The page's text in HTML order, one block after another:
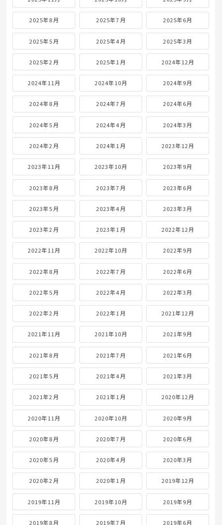
Archives
2026年8月 2026年7月 2026年6月
2026年5月 2026年4月 2026年3月
2026年2月 2026年1月 2025年12月
2025年11月 2025年10月 2025年9月
2025年8月 2025年7月 2025年6月
2025年5月 2025年4月 2025年3月
2025年2月 2025年1月 2024年12月
2024年11月 2024年10月 2024年9月
2024年8月 2024年7月 2024年6月
2024年5月 2024年4月 2024年3月
2024年2月 2024年1月 2023年12月
2023年11月 2023年10月 2023年9月
2023年8月 2023年7月 2023年6月
2023年5月 2023年4月 2023年3月
2023年2月 2023年1月 2022年12月
2022年11月 2022年10月 2022年9月
2022年8月 2022年7月 2022年6月
2022年5月 2022年4月 2022年3月
2022年2月 2022年1月 2021年12月
2021年11月 2021年10月 2021年9月
2021年8月 2021年7月 2021年6月
2021年5月 2021年4月 2021年3月
2021年2月 2021年1月 2020年12月
2020年11月 2020年10月 2020年9月